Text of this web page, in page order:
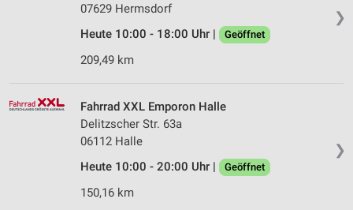
❯
07629 Hermsdorf
Heute 10:00 - 18:00 Uhr |
Geöffnet
209,49 km
❯
Fahrrad XXL Emporon Halle
Delitzscher Str. 63a
06112 Halle
Heute 10:00 - 20:00 Uhr |
Geöffnet
150,16 km